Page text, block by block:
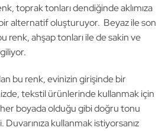
toprak tonları dendiğinde aklımıza
alternatif oluşturuyor. Beyaz ile son
renk, ahşap tonları ile de sakin ve
bu renk, evinizin girişinde bir
tekstil ürünlerinde kullanmak için
boyada olduğu gibi doğru tonu
kullanmak istiyorsanız